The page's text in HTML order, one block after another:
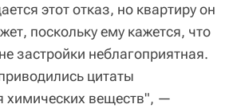
этот отказ, но квартиру он
поскольку ему кажется, что
застройки неблагоприятная.
цитаты
химических веществ", —